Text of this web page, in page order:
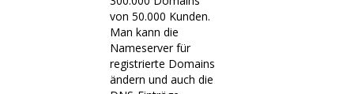
von 50.000 Kunden.
Man kann die
Nameserver für
registrierte Domains
ändern und auch die